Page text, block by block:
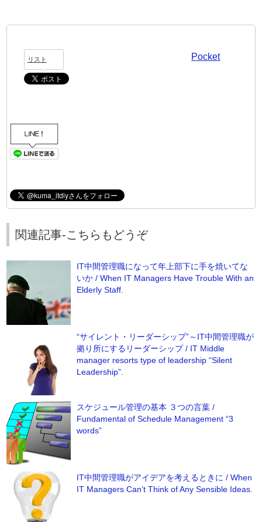
リスト Pocket
関連記事-こちらもどうぞ
IT中間管理職になって年上部下に手を焼いてな
いか / When IT Managers Have Trouble With an
Elderly Staff.
“サイレント・リーダーシップ”～IT中間管理職が
拠り所にするリーダーシップ / IT Middle
manager resorts type of leadership “Silent
Leadership”.
スケジュール管理の基本 ３つの言葉 /
Fundamental of Schedule Management “3
words”
IT中間管理職がアイデアを考えるときに / When
IT Managers Can’t Think of Any Sensible Ideas.